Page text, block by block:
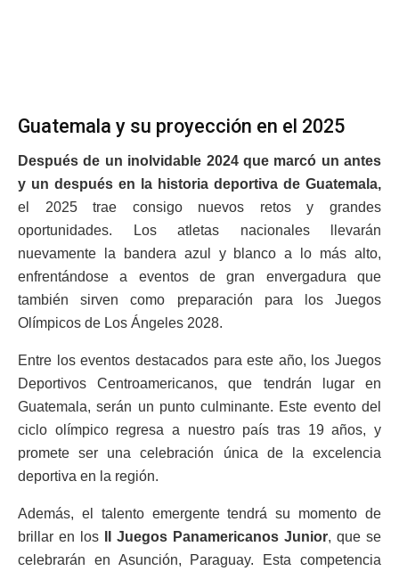
Guatemala y su proyección en el 2025
Después de un inolvidable 2024 que marcó un antes
y un después en la historia deportiva de Guatemala,
el 2025 trae consigo nuevos retos y grandes
oportunidades. Los atletas nacionales llevarán
nuevamente la bandera azul y blanco a lo más alto,
enfrentándose a eventos de gran envergadura que
también sirven como preparación para los Juegos
Olímpicos de Los Ángeles 2028.
Entre los eventos destacados para este año, los Juegos
Deportivos Centroamericanos, que tendrán lugar en
Guatemala, serán un punto culminante. Este evento del
ciclo olímpico regresa a nuestro país tras 19 años, y
promete ser una celebración única de la excelencia
deportiva en la región.
Además, el talento emergente tendrá su momento de
brillar en los
II Juegos Panamericanos Junior, que se
celebrarán en Asunción, Paraguay. Esta competencia